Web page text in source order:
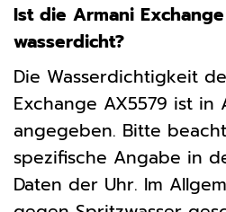
Ist die Armani
wasserdicht?
Die Wasserdichtigkeit
Exchange AX5579 ist in
angegeben. Bitte
spezifische Angabe in
Daten der Uhr. Im